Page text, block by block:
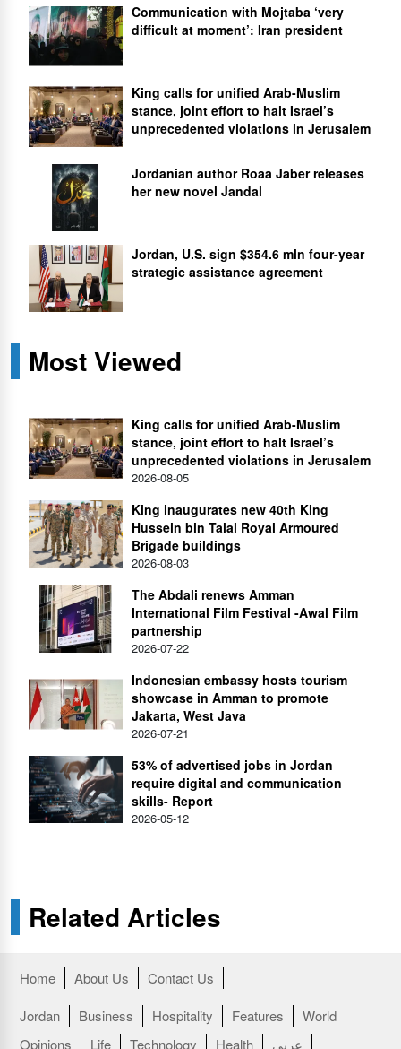
Communication with Mojtaba ‘very
difficult at moment’: Iran president
King calls for unified Arab-Muslim
stance, joint effort to halt Israel’s
unprecedented violations in Jerusalem
Jordanian author Roaa Jaber releases
her new novel Jandal
Jordan, U.S. sign $354.6 mln four-year
strategic assistance agreement
Most Viewed
King calls for unified Arab-Muslim
stance, joint effort to halt Israel’s
unprecedented violations in Jerusalem
2026-08-05
King inaugurates new 40th King
Hussein bin Talal Royal Armoured
Brigade buildings
2026-08-03
The Abdali renews Amman
International Film Festival -Awal Film
partnership
2026-07-22
Indonesian embassy hosts tourism
showcase in Amman to promote
Jakarta, West Java
2026-07-21
53% of advertised jobs in Jordan
require digital and communication
skills- Report
2026-05-12
Related Articles
Home About Us
Contact Us
Jordan
Business Hospitality Features
World
Opinions
Life Technology Health عربي